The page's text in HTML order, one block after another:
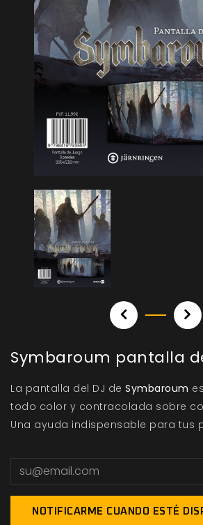
Symbaroum pantalla
La pantalla del DJ de Symbaroum
todo color y contracolada sobre
Una ayuda indispensable para tus
NOTIFICARME CUANDO ESTÉ